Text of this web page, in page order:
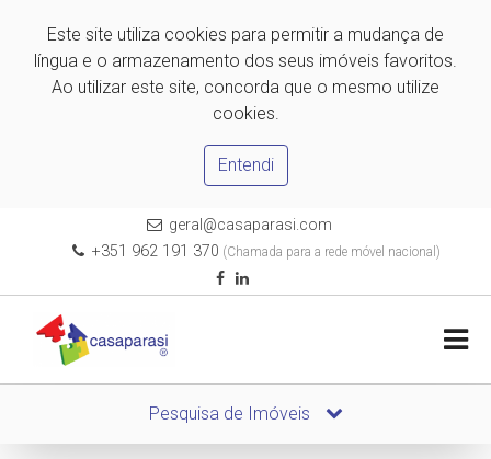
Este site utiliza cookies para permitir a mudança de
língua e o armazenamento dos seus imóveis favoritos.
Ao utilizar este site, concorda que o mesmo utilize
cookies.
Entendi
geral@casaparasi.com
+351 962 191 370 (Chamada para a rede móvel nacional)
Pesquisa de Imóveis